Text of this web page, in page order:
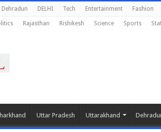
Dehradun DELHI Tech Entertainment Fashion
Rajasthan Rishikesh Science Sports
Uttar Pradesh Uttarakhand